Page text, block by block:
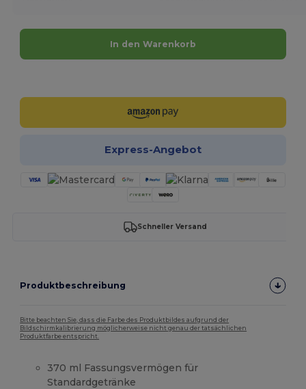
In den Warenkorb
Express-Angebot
Schneller Versand
Produktbeschreibung
Bitte beachten Sie, dass die Farbe des Produktbildes aufgrund der
Bildschirmkalibrierung möglicherweise nicht genau der tatsächlichen
Produktfarbe entspricht.
370 ml Fassungsvermögen für
Standardgetränke